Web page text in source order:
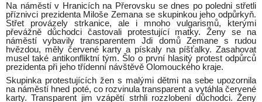
Na náměstí v Hranicích na Přerovsku se dnes po poledni střetli
příznivci prezidenta Miloše Zemana se skupinkou jeho odpůrkyň.
Střet provázely strkanice, ale i mnoho vulgarismů, kterými
převážně důchodci častovali protestující matky. Ženy se na
náměstí vybavily transparentem Jdi domůZemane s rudou
hvězdou, měly červené karty a pískaly na píšťalky. Zasahovat
musel také antikonfliktní tým. Šlo o první hlasitý protest odpůrců
prezidenta při jeho třídenní návštěvě Olomouckého kraje.
Skupinka protestujících žen s malými dětmi na sebe upozornila
na náměstí hned poté, co rozvinula transparent a vytáhla červené
karty. Transparent jim vzápětí strhli rozzlobení důchodci. Ženy